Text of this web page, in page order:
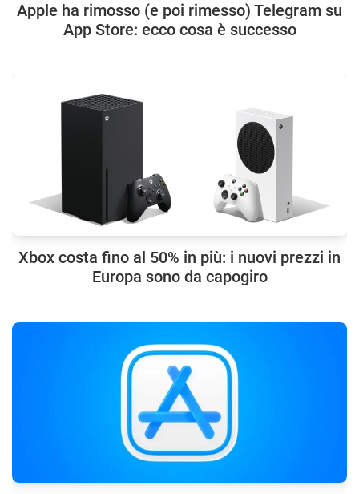
Apple ha rimosso (e poi rimesso) Telegram su
App Store: ecco cosa è successo
Xbox costa fino al 50% in più: i nuovi prezzi in
Europa sono da capogiro